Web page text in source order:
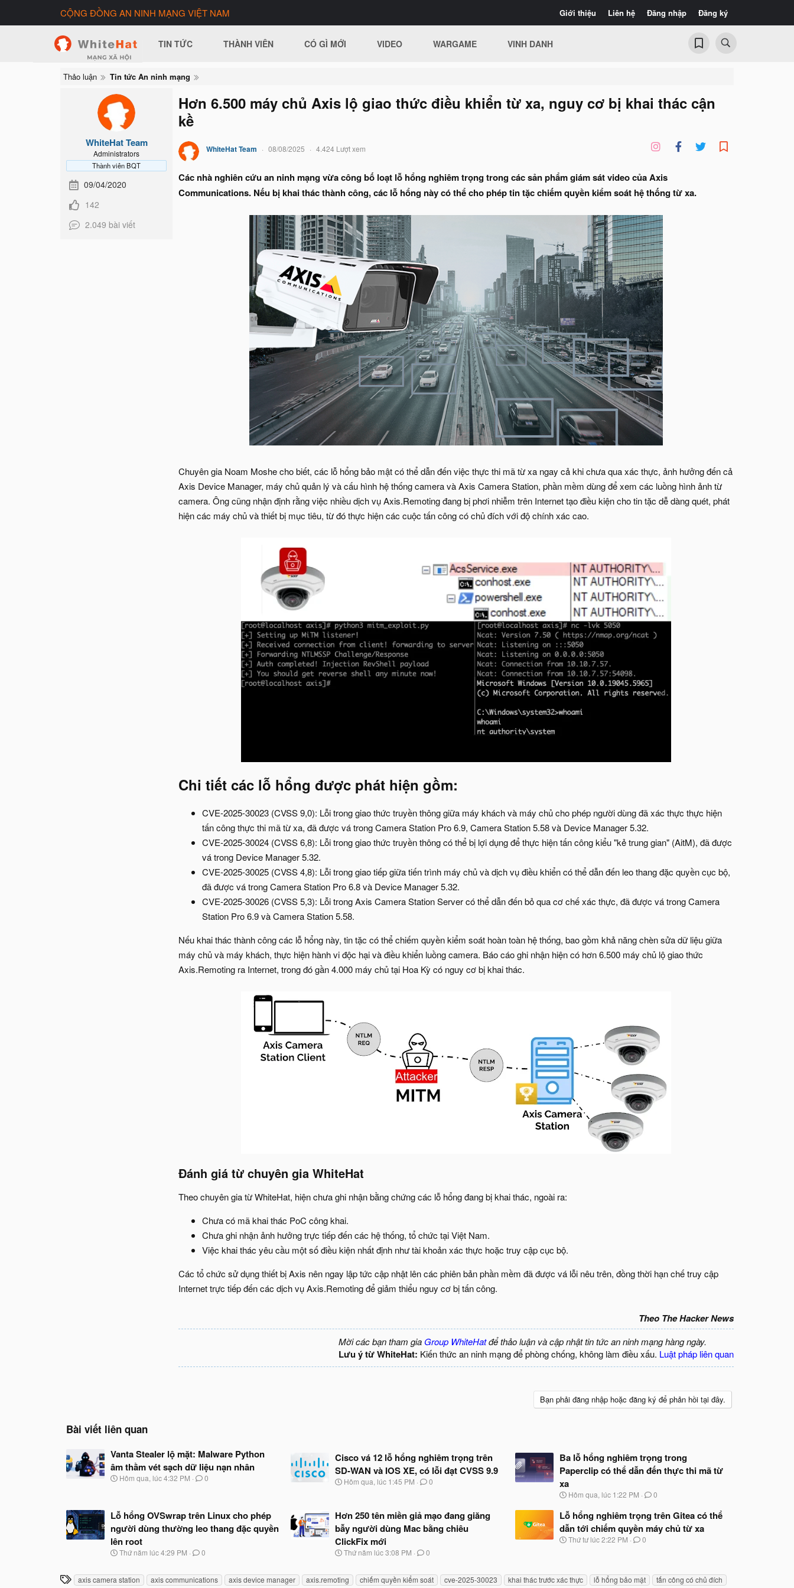
Giới thiệu Liên hệ Đăng nhập Đăng ký
CỘNG ĐỒNG AN NINH MẠNG VIỆT NAM
TIN TỨC THÀNH VIÊN CÓ GÌ MỚI VIDEO WARGAME VINH DANH
Thảo luận Tin tức An ninh mạng
WhiteHat Team
Administrators
Thành viên BQT
09/04/2020
142
2.049 bài viết
Hơn 6.500 máy chủ Axis lộ giao thức điều khiển từ xa, nguy cơ bị khai thác cận
kề
WhiteHat Team 08/08/2025 4.424 Lượt xem
Các nhà nghiên cứu an ninh mạng vừa công bố loạt lỗ hổng nghiêm trọng trong các sản phẩm giám sát video của Axis
Communications. Nếu bị khai thác thành công, các lỗ hổng này có thể cho phép tin tặc chiếm quyền kiểm soát hệ thống từ xa.
Chuyên gia Noam Moshe cho biết, các lỗ hổng bảo mật có thể dẫn đến việc thực thi mã từ xa ngay cả khi chưa qua xác thực, ảnh hưởng đến cả
Axis Device Manager, máy chủ quản lý và cấu hình hệ thống camera và Axis Camera Station, phần mềm dùng để xem các luồng hình ảnh từ
camera. Ông cũng nhận định rằng việc nhiều dịch vụ Axis.Remoting đang bị phơi nhiễm trên Internet tạo điều kiện cho tin tặc dễ dàng quét, phát
hiện các máy chủ và thiết bị mục tiêu, từ đó thực hiện các cuộc tấn công có chủ đích với độ chính xác cao.
Chi tiết các lỗ hổng được phát hiện gồm:​
CVE-2025-30023 (CVSS 9,0): Lỗi trong giao thức truyền thông giữa máy khách và máy chủ cho phép người dùng đã xác thực thực hiện
tấn công thực thi mã từ xa, đã được vá trong Camera Station Pro 6.9, Camera Station 5.58 và Device Manager 5.32.
CVE-2025-30024 (CVSS 6,8): Lỗi trong giao thức truyền thông có thể bị lợi dụng để thực hiện tấn công kiểu "kẻ trung gian" (AitM), đã được
vá trong Device Manager 5.32.
CVE-2025-30025 (CVSS 4,8): Lỗi trong giao tiếp giữa tiến trình máy chủ và dịch vụ điều khiển có thể dẫn đến leo thang đặc quyền cục bộ,
đã được vá trong Camera Station Pro 6.8 và Device Manager 5.32.
CVE-2025-30026 (CVSS 5,3): Lỗi trong Axis Camera Station Server có thể dẫn đến bỏ qua cơ chế xác thực, đã được vá trong Camera
Station Pro 6.9 và Camera Station 5.58.
Nếu khai thác thành công các lỗ hổng này, tin tặc có thể chiếm quyền kiểm soát hoàn toàn hệ thống, bao gồm khả năng chèn sửa dữ liệu giữa
máy chủ và máy khách, thực hiện hành vi độc hại và điều khiển luồng camera. Báo cáo ghi nhận hiện có hơn 6.500 máy chủ lộ giao thức
Axis.Remoting ra Internet, trong đó gần 4.000 máy chủ tại Hoa Kỳ có nguy cơ bị khai thác.
Đánh giá từ chuyên gia WhiteHat​
Theo chuyên gia từ WhiteHat, hiện chưa ghi nhận bằng chứng các lỗ hổng đang bị khai thác, ngoài ra:
Chưa có mã khai thác PoC công khai.
Chưa ghi nhận ảnh hưởng trực tiếp đến các hệ thống, tổ chức tại Việt Nam.
Việc khai thác yêu cầu một số điều kiện nhất định như tài khoản xác thực hoặc truy cập cục bộ.
Các tổ chức sử dụng thiết bị Axis nên ngay lập tức cập nhật lên các phiên bản phần mềm đã được vá lỗi nêu trên, đồng thời hạn chế truy cập
Internet trực tiếp đến các dịch vụ Axis.Remoting để giảm thiểu nguy cơ bị tấn công.
Theo The Hacker News
Mời các bạn tham gia Group WhiteHatđể thảo luận và cập nhật tin tức an ninh mạng hàng ngày.
Lưu ý từ WhiteHat: Kiến thức an ninh mạng để phòng chống, không làm điều xấu. Luật pháp liên quan
Bạn phải đăng nhập hoặc đăng ký để phản hồi tại đây.
Bài viết liên quan
Vanta Stealer lộ mặt: Malware Python
âm thầm vét sạch dữ liệu nạn nhân
N
b
ắ
t
đ
ầ
Hôm qua, lúc 4:32 PM 0
Cisco vá 12 lỗ hổng nghiêm trọng trên
SD-WAN và IOS XE, có lỗi đạt CVSS 9.9
N
b
ắ
t
đ
ầ
Hôm qua, lúc 1:45 PM 0
Ba lỗ hổng nghiêm trọng trong
Paperclip có thể dẫn đến thực thi mã từ
xa
N
à
y
b
ắ
u
Hôm qua, lúc 1:22 PM 0
Lỗ hổng OVSwrap trên Linux cho phép
người dùng thường leo thang đặc quyền
lên root
N
y
Thứ năm lúc 4:29 PM 0
Hơn 250 tên miền giả mạo đang giăng
bẫy người dùng Mac bằng chiêu
ClickFix mới
N
y
Thứ năm lúc 3:08 PM 0
Lỗ hổng nghiêm trọng trên Gitea có thể
dẫn tới chiếm quyền máy chủ từ xa
N
b
ắ
Thứ tư lúc 2:22 PM 0
Taxis camera station axis communications axis device manager axis.remoting chiếm quyền kiểm soát cve-2025-30023 khai thác trước xác thực lỗ hổng bảo mật tấn công có chủ đích